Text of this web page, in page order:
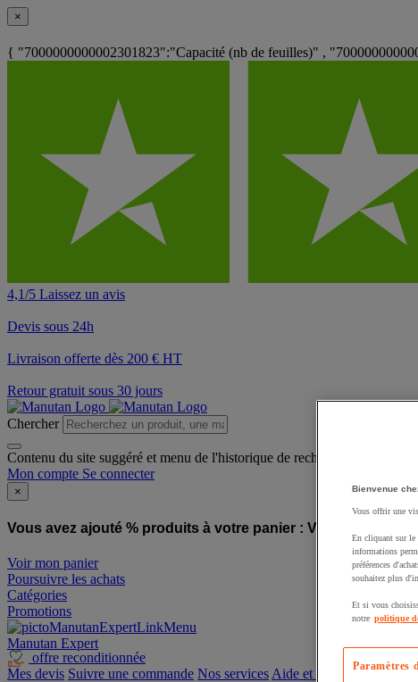
×
{ "7000000000002301823":"Capacité (nb de feuilles)" ,
4,1/5 Laissez un avis
Devis sous 24h
Livraison offerte dès 200 € HT
Retour gratuit sous 30 jours
Chercher
Contenu du site suggéré et menu de l'historique de recherche
Mon compte Se connecter
×
Vous avez ajouté % produits à votre panier : Vous avez
Voir mon panier
Poursuivre les achats
Catégories
Promotions
Manutan Expert
offre reconditionnée
Mes devis Suivre une commande Nos services Aide et contact
Bienvenue
Vous offrir une
En cliquant sur le
informations
préférences
souhaitez plus
Et si vous
notre politique
Paramètres